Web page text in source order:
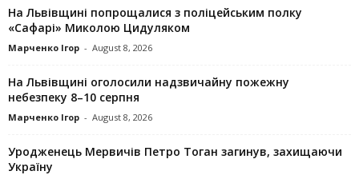
На Львівщині попрощалися з поліцейським полку
«Сафарі» Миколою Цидуляком
Марченко Ігор - August 8, 2026
На Львівщині оголосили надзвичайну пожежну
небезпеку 8–10 серпня
Марченко Ігор - August 8, 2026
Уродженець Мервичів Петро Тоган загинув, захищаючи
Україну